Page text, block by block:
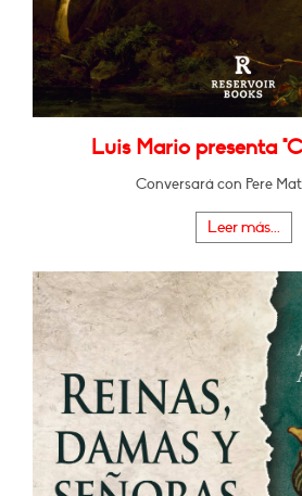
Luis Mario presenta
Conversará con Pere
Leer más...